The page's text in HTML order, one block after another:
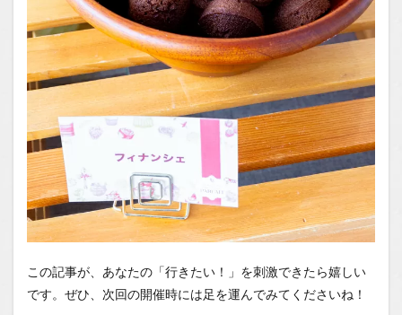
この記事が、あなたの「行きたい！」を刺激できたら嬉しい
です。ぜひ、次回の開催時には足を運んでみてくださいね！